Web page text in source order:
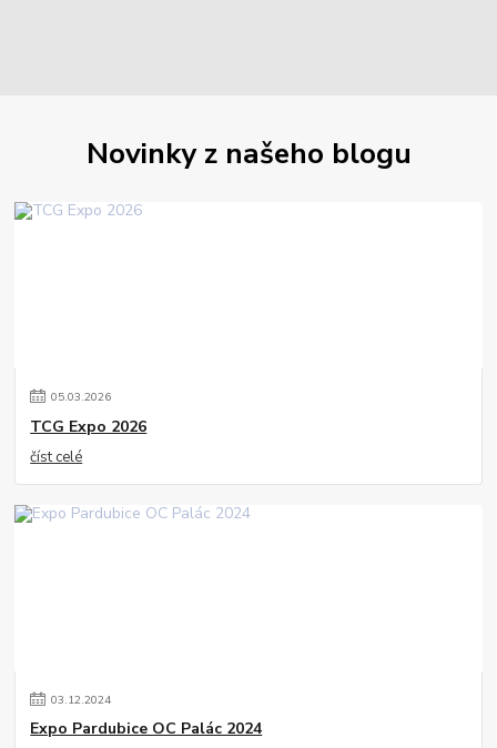
Novinky z našeho blogu
05.03.2026
TCG Expo 2026
číst celé
03.12.2024
Expo Pardubice OC Palác 2024